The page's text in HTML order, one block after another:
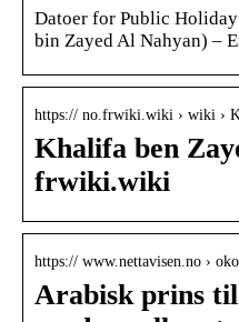
Datoer for Public
bin Zayed Al Nahyan) –
https:// no.frwiki.wiki › wiki ›
Khalifa ben
frwiki.wiki
https:// www.nettavisen.no ›
Arabisk prins til